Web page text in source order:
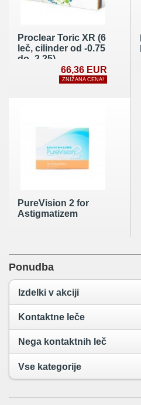
Proclear Toric XR (6
leč, cilinder od -0.75
do -2.25)
66,36 EUR
ZNIŽANA CENA!
PureVision 2 for
Astigmatizem
Ponudba
Izdelki v akciji
Kontaktne leče
Nega kontaktnih leč
Vse kategorije